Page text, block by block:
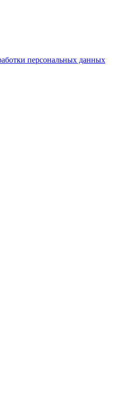
персональных данных